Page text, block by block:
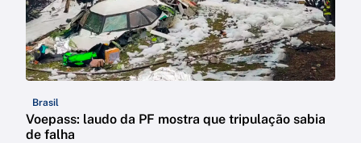
Brasil
Voepass: laudo da PF mostra que tripulação sabia
de falha